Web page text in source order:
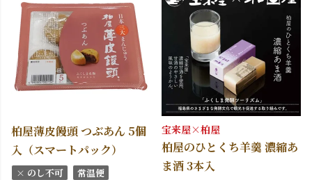
柏屋薄皮饅頭 つぶあん 5個
入（スマートパック）
× のし不可
常温便
宝来屋×柏屋
柏屋のひとくち羊羹 濃縮あ
ま酒 3本入